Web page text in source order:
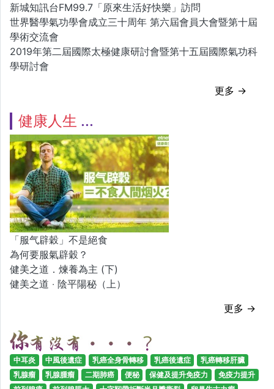
新城知訊台FM99.7「原來生活好快樂」訪問
世界醫學氣功學會成立三十周年 第六屆會員大會暨第十屆
學術交流會
2019年第二屆國際太極健康研討會暨第十五屆國際氣功科
學研討會
更多 →
健康人生
「服气辟穀」不是絕食
為何要服氣辟穀？
健美之道．煉養為主 (下)
健美之道 ‧ 陰平陽秘（上）
更多 →
中耳炎 中風後遺症 乳癌全身骨轉移 乳癌後遺症
乳癌轉移肝臟
乳腺瘤
乳腺腫瘤 二期肺癌 便秘 保健及提升免疫力
免疫力提升